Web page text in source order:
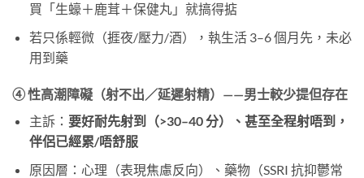
買「生蠔＋鹿茸＋保健丸」就搞得掂
若只係輕微（捱夜/壓力/酒），執生活 3–6 個月先，未必
用到藥
④ 性高潮障礙（射不出／延遲射精）——男士較少提但存在
主訴： 要好耐先射到（>30–40 分）、甚至全程射唔到，
伴侶已經累/唔舒服
原因層：心理（表現焦慮反向）、藥物（SSRI 抗抑鬱常